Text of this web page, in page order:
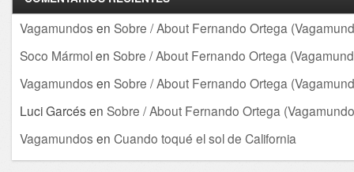
Vagamundos en Sobre / About Fernando Ortega
Soco Mármolen Sobre / About Fernando Ortega
Vagamundos en Sobre / About Fernando Ortega
Luci Garcés en Sobre / About Fernando Ortega
Vagamundos en Cuando toqué el sol de California